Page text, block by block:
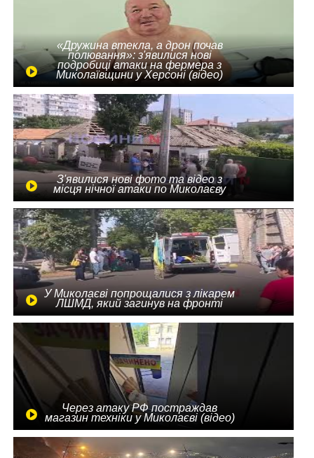
«Дружина втекла, а дрон почав
полювання»: з'явилися нові
подробиці атаки на фермера з
Миколаївщини у Херсоні (відео)
З'явилися нові фото та відео з
місця нічної атаки по Миколаєву
У Миколаєві попрощалися з лікарем
ЛШМД, який загинув на фронті
Через атаку РФ постраждав
магазин техніки у Миколаєві (відео)